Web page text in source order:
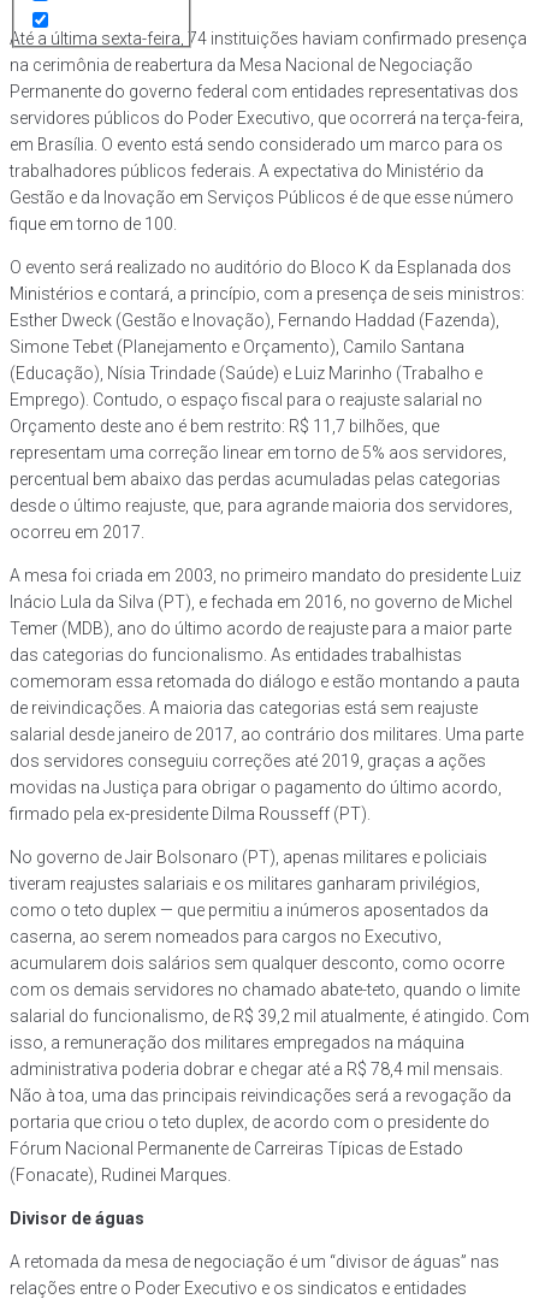
Até a última sexta-feira, 74 instituições haviam confirmado presença
na cerimônia de reabertura da Mesa Nacional de Negociação
Permanente do governo federal com entidades representativas dos
servidores públicos do Poder Executivo, que ocorrerá na terça-feira,
em Brasília. O evento está sendo considerado um marco para os
trabalhadores públicos federais. A expectativa do Ministério da
Gestão e da Inovação em Serviços Públicos é de que esse número
fique em torno de 100.
O evento será realizado no auditório do Bloco K da Esplanada dos
Ministérios e contará, a princípio, com a presença de seis ministros:
Esther Dweck (Gestão e Inovação), Fernando Haddad (Fazenda),
Simone Tebet (Planejamento e Orçamento), Camilo Santana
(Educação), Nísia Trindade (Saúde) e Luiz Marinho (Trabalho e
Emprego). Contudo, o espaço fiscal para o reajuste salarial no
Orçamento deste ano é bem restrito: R$ 11,7 bilhões, que
representam uma correção linear em torno de 5% aos servidores,
percentual bem abaixo das perdas acumuladas pelas categorias
desde o último reajuste, que, para agrande maioria dos servidores,
ocorreu em 2017.
A mesa foi criada em 2003, no primeiro mandato do presidente Luiz
Inácio Lula da Silva (PT), e fechada em 2016, no governo de Michel
Temer (MDB), ano do último acordo de reajuste para a maior parte
das categorias do funcionalismo. As entidades trabalhistas
comemoram essa retomada do diálogo e estão montando a pauta
de reivindicações. A maioria das categorias está sem reajuste
salarial desde janeiro de 2017, ao contrário dos militares. Uma parte
dos servidores conseguiu correções até 2019, graças a ações
movidas na Justiça para obrigar o pagamento do último acordo,
firmado pela ex-presidente Dilma Rousseff (PT).
No governo de Jair Bolsonaro (PT), apenas militares e policiais
tiveram reajustes salariais e os militares ganharam privilégios,
como o teto duplex — que permitiu a inúmeros aposentados da
caserna, ao serem nomeados para cargos no Executivo,
acumularem dois salários sem qualquer desconto, como ocorre
com os demais servidores no chamado abate-teto, quando o limite
salarial do funcionalismo, de R$ 39,2 mil atualmente, é atingido. Com
isso, a remuneração dos militares empregados na máquina
administrativa poderia dobrar e chegar até a R$ 78,4 mil mensais.
Não à toa, uma das principais reivindicações será a revogação da
portaria que criou o teto duplex, de acordo com o presidente do
Fórum Nacional Permanente de Carreiras Típicas de Estado
(Fonacate), Rudinei Marques.
Divisor de águas
A retomada da mesa de negociação é um “divisor de águas” nas
relações entre o Poder Executivo e os sindicatos e entidades